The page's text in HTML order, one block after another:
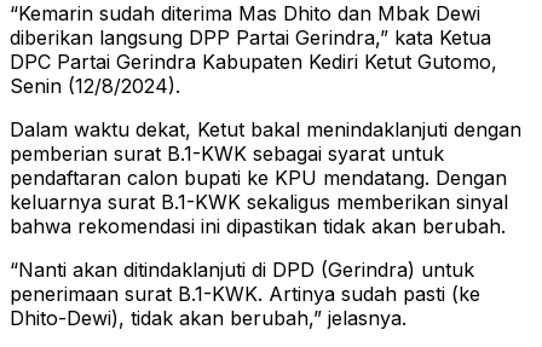
“Kemarin sudah diterima Mas Dhito dan Mbak Dewi
diberikan langsung DPP Partai Gerindra,” kata Ketua
DPC Partai Gerindra Kabupaten Kediri Ketut Gutomo,
Senin (12/8/2024).
Dalam waktu dekat, Ketut bakal menindaklanjuti dengan
pemberian surat B.1-KWK sebagai syarat untuk
pendaftaran calon bupati ke KPU mendatang. Dengan
keluarnya surat B.1-KWK sekaligus memberikan sinyal
bahwa rekomendasi ini dipastikan tidak akan berubah.
“Nanti akan ditindaklanjuti di DPD (Gerindra) untuk
penerimaan surat B.1-KWK. Artinya sudah pasti (ke
Dhito-Dewi), tidak akan berubah,” jelasnya.